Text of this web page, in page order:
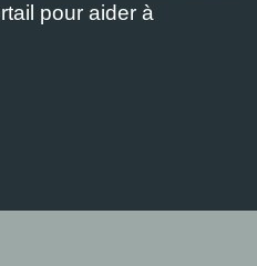
pour aider à